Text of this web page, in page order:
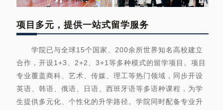
项目多元，提供一站式留学服务
学院已与全球15个国家、200余所世界知名高校建立
合作，开设1+3、2+2、3+1等多种模式的留学项目。项目
专业覆盖商科、艺术、传媒、理工等热门领域，同步开设
英语、韩语、俄语、日语、西班牙语等多语种课程，为学
生提供多元化、个性化的升学路径。学院同时配备专业升